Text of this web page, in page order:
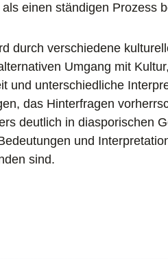
einen ständigen Prozess
durch verschiedene
Umgang mit
und unterschiedliche
das Hinterfragen
deutlich in diasporischen
und
sind.